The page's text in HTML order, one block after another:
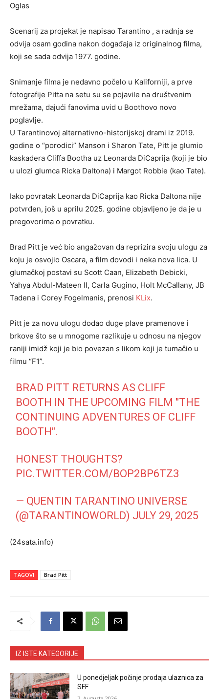
Oglas
Scenarij za projekat je napisao Tarantino , a radnja se
odvija osam godina nakon događaja iz originalnog filma,
koji se sada odvija 1977. godine.
Snimanje filma je nedavno počelo u Kaliforniji, a prve
fotografije Pitta na setu su se pojavile na društvenim
mrežama, dajući fanovima uvid u Boothovo novo
poglavlje.
U Tarantinovoj alternativno-historijskoj drami iz 2019.
godine o “porodici” Manson i Sharon Tate, Pitt je glumio
kaskadera Cliffa Bootha uz Leonarda DiCaprija (koji je bio
u ulozi glumca Ricka Daltona) i Margot Robbie (kao Tate).
Iako povratak Leonarda DiCaprija kao Ricka Daltona nije
potvrđen, još u aprilu 2025. godine objavljeno je da je u
pregovorima o povratku.
Brad Pitt je već bio angažovan da reprizira svoju ulogu za
koju je osvojio Oscara, a film dovodi i neka nova lica. U
glumačkoj postavi su Scott Caan, Elizabeth Debicki,
Yahya Abdul-Mateen II, Carla Gugino, Holt McCallany, JB
Tadena i Corey Fogelmanis, prenosi KLix.
Pitt je za novu ulogu dodao duge plave pramenove i
brkove što se u mnogome razlikuje u odnosu na njegov
raniji imidž koji je bio povezan s likom koji je tumačio u
filmu “F1”.
BRAD PITT RETURNS AS CLIFF
BOOTH IN THE UPCOMING FILM "THE
CONTINUING ADVENTURES OF CLIFF
BOOTH".
HONEST THOUGHTS?
PIC.TWITTER.COM/BOP2BP6TZ3
— QUENTIN TARANTINO UNIVERSE
(@TARANTINOWORLD) JULY 29, 2025
(24sata.info)
TAGOVI Brad Pitt
IZ ISTE KATEGORIJE
U ponedjeljak počinje prodaja ulaznica za
SFF